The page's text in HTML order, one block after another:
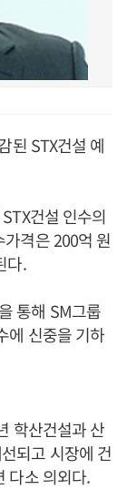
된 STX건설 예
건설 인수의
격은 200억 원
다.
통해 SM그룹
에 신중을 기하
학산건설과 산
되고 시장에 건
다소 의외다.